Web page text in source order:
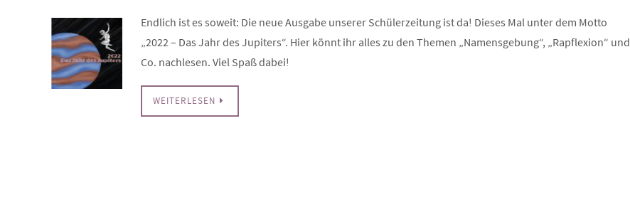
Endlich ist es soweit: Die neue Ausgabe unserer Schülerzeitung ist da! Dieses Mal unter dem Motto
„2022 – Das Jahr des Jupiters“. Hier könnt ihr alles zu den Themen „Namensgebung“, „Rapflexion“ und
Co. nachlesen. Viel Spaß dabei!
WEITERLESEN